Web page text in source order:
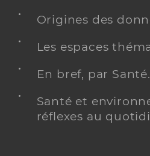
Origines des
Les espaces
En bref, par
Santé et
réflexes au